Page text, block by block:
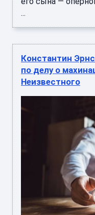
...
Константин
по делу о
Неизвестного